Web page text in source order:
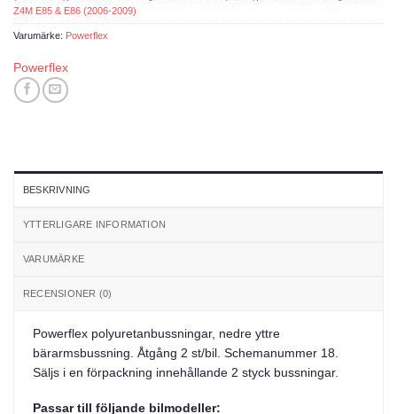
Z4M E85 & E86 (2006-2009)
Varumärke: Powerflex
Powerflex
BESKRIVNING
YTTERLIGARE INFORMATION
VARUMÄRKE
RECENSIONER (0)
Powerflex polyuretanbussningar, nedre yttre
bärarmsbussning. Åtgång 2 st/bil. Schemanummer 18.
Säljs i en förpackning innehållande 2 styck bussningar.
Passar till följande bilmodeller: